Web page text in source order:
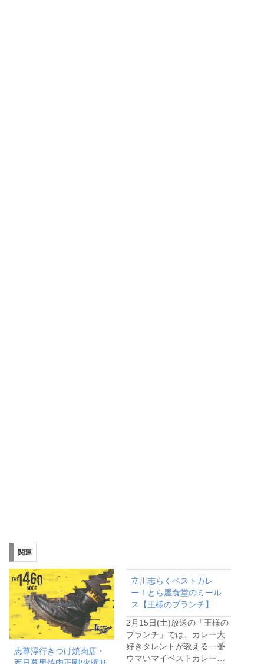
関連
志尊淳行きつけ焼肉店・
立川志らくベストカレ
ー！とら屋食堂のミール
ス【王様のブランチ】
2月15日(土)放送の「王様の
ブランチ」では、カレー大
好きタレントが教える一番
ウマいマイベストカレー…